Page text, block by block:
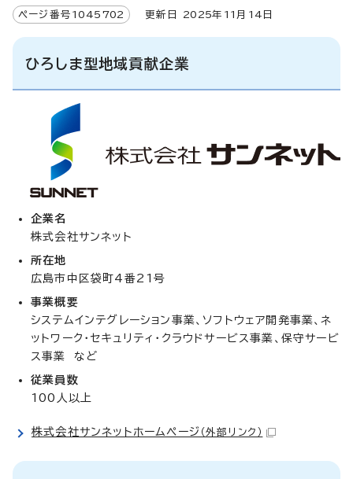
ページ番号 1045702 更新日 2025年 11 月 14 日
ひろしま型地域貢献企業
企業名
株式会社サンネット
所在地
広島市中区袋町4番21号
事業概要
システムインテグレーション事業、ソフトウェア開発事業、ネ
ットワーク・セキュリティ・クラウドサービス事業、保守サービ
ス事業 など
従業員数
100人以上
株式会社サンネットホームページ （外部リンク）